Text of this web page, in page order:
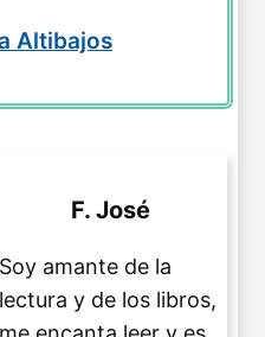
Altibajos
F. José
Soy amante de la
lectura y de los libros,